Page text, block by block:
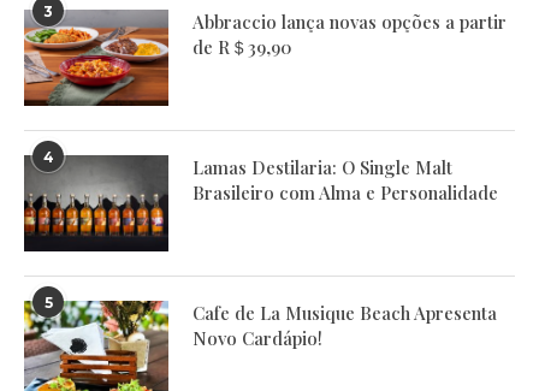
3
Abbraccio lança novas opções a partir
de R＄39,90
4
Lamas Destilaria: O Single Malt
Brasileiro com Alma e Personalidade
5
Cafe de La Musique Beach Apresenta
Novo Cardápio!